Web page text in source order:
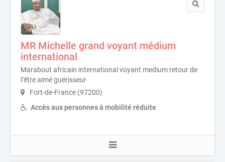
MR Michelle grand voyant médium
international
Marabout africain international voyant medium retour de
l’être aimé guérisseur
Fort-de-France (97200)
Accès aux personnes à mobilité réduite